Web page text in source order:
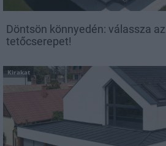
Döntsön könnyedén: válassza
tetőcserepet!
Kirakat